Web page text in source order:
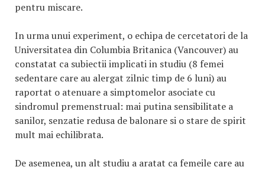
pentru miscare.
In urma unui experiment, o echipa de cercetatori de la
Universitatea din Columbia Britanica (Vancouver) au
constatat ca subiectii implicati in studiu (8 femei
sedentare care au alergat zilnic timp de 6 luni) au
raportat o atenuare a simptomelor asociate cu
sindromul premenstrual: mai putina sensibilitate a
sanilor, senzatie redusa de balonare si o stare de spirit
mult mai echilibrata.
De asemenea, un alt studiu a aratat ca femeile care au